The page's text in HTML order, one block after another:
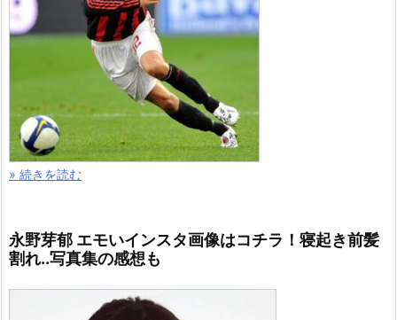
» 続きを読む
永野芽郁 エモいインスタ画像はコチラ！寝起き前髪
割れ..写真集の感想も